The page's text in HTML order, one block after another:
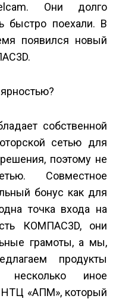
Они долго
быстро поехали. В
появился новый
собственной
сетью для
поэтому не
Совместное
бонус как для
точка входа на
КОМПАС­3D, они
грамоты, а мы,
продукты
иное
«AПM», который